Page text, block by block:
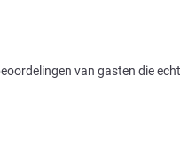
van gasten die